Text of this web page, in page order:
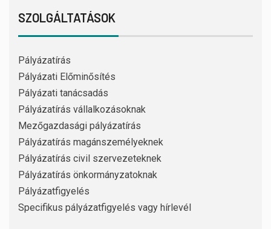
SZOLGÁLTATÁSOK
Pályázatírás
Pályázati Előminősítés
Pályázati tanácsadás
Pályázatírás vállalkozásoknak
Mezőgazdasági pályázatírás
Pályázatírás magánszemélyeknek
Pályázatírás civil szervezeteknek
Pályázatírás önkormányzatoknak
Pályázatfigyelés
Specifikus pályázatfigyelés vagy hírlevél